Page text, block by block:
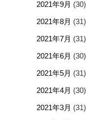
2021年9月 (30)
2021年8月 (31)
2021年7月 (31)
2021年6月 (30)
2021年5月 (31)
2021年4月 (30)
2021年3月 (31)